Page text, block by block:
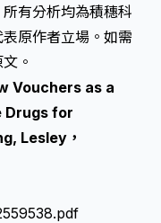
有分析均為積穗科
原作者立場。如需
。
Vouchers as a
Drugs for
Lesley，